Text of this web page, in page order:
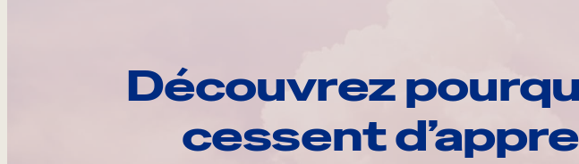
Découvrez
cessent